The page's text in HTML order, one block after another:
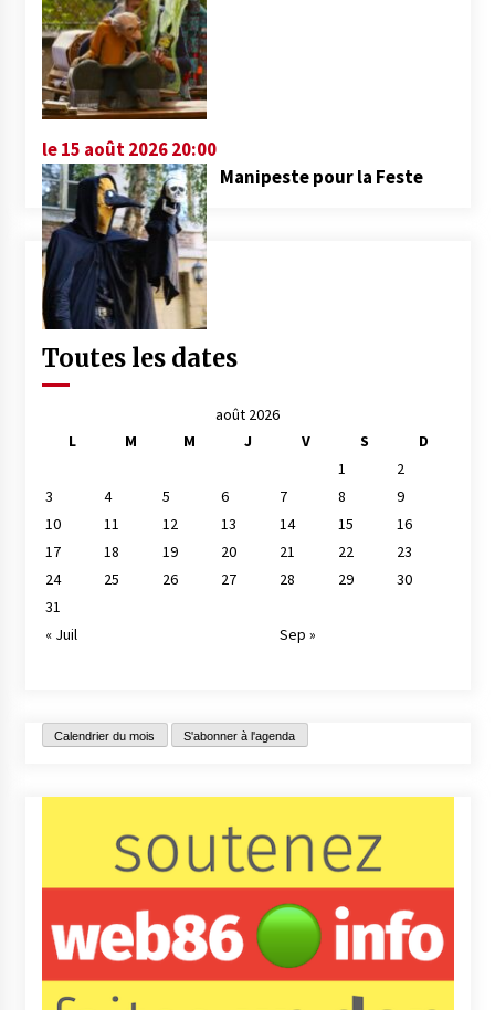
le 15 août 2026 20:00
Manipeste pour la Feste
Toutes les dates
août 2026
L
M M J V S
D
1
2
3
4 5 6 7 8
9
10
11 12 13 14 15
16
17
18 19 20 21 22
23
24
25 26 27 28 29
30
31
« Juil
Sep »
Calendrier du mois S'abonner à l'agenda